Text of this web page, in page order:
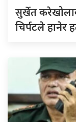
सुर्खेत
चिर्पटले हानेर